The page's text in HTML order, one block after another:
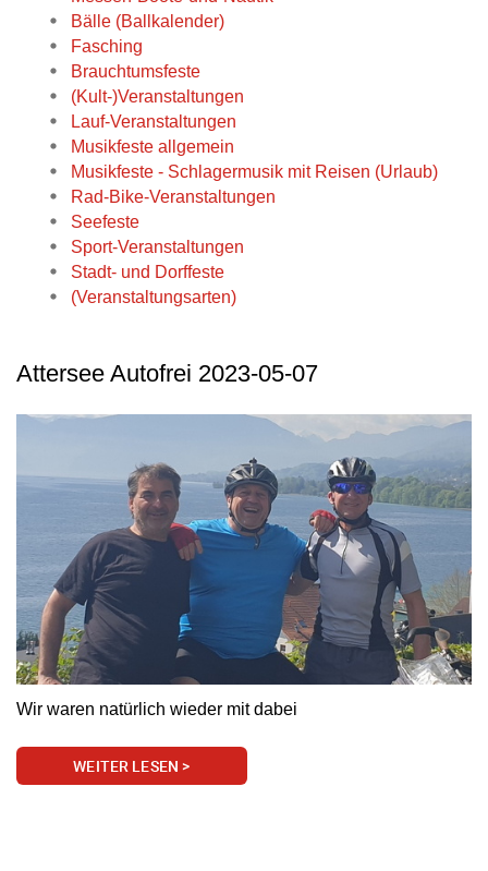
Bälle (Ballkalender)
Fasching
Brauchtumsfeste
(Kult-)Veranstaltungen
Lauf-Veranstaltungen
Musikfeste allgemein
Musikfeste - Schlagermusik mit Reisen (Urlaub)
Rad-Bike-Veranstaltungen
Seefeste
Sport-Veranstaltungen
Stadt- und Dorffeste
(Veranstaltungsarten)
Attersee Autofrei 2023-05-07
Wir waren natürlich wieder mit dabei
WEITER LESEN >